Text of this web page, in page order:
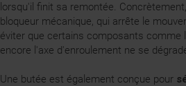
lorsqu'il finit sa remontée.
bloqueur mécanique, qui arrête le
éviter que certains composants comme
encore l'axe d'enroulement ne se
Une butée est également conçue pour